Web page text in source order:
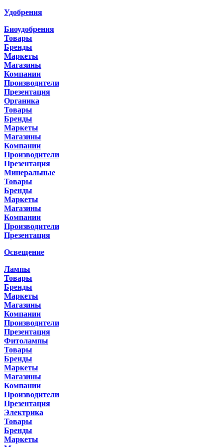
Удобрения
Биоудобрения
Товары
Бренды
Маркеты
Магазины
Компании
Производители
Презентация
Органика
Товары
Бренды
Маркеты
Магазины
Компании
Производители
Презентация
Минеральные
Товары
Бренды
Маркеты
Магазины
Компании
Производители
Презентация
Освещение
Лампы
Товары
Бренды
Маркеты
Магазины
Компании
Производители
Презентация
Фитолампы
Товары
Бренды
Маркеты
Магазины
Компании
Производители
Презентация
Электрика
Товары
Бренды
Маркеты